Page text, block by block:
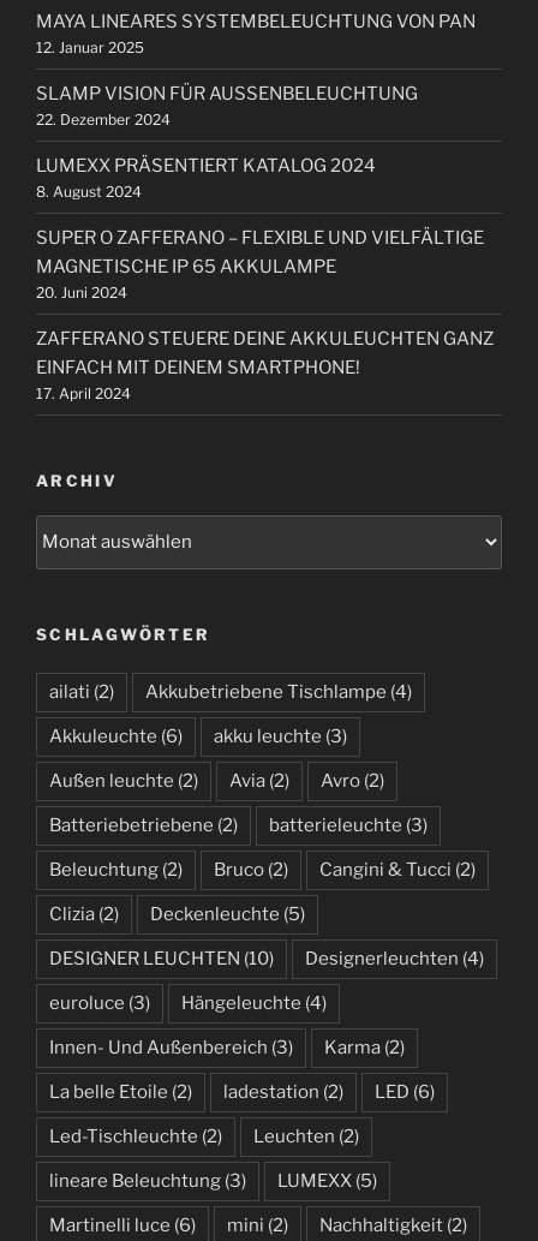
g
a
t
i
o
n
r
a
g
n
a
c
h
:
MAYA LINEARES SYSTEMBELEUCHTUNG VON PAN
12. Januar 2025
SLAMP VISION FÜR AUSSENBELEUCHTUNG
22. Dezember 2024
LUMEXX PRÄSENTIERT KATALOG 2024
8. August 2024
SUPER O ZAFFERANO – FLEXIBLE UND VIELFÄLTIGE
MAGNETISCHE IP 65 AKKULAMPE
20. Juni 2024
ZAFFERANO STEUERE DEINE AKKULEUCHTEN GANZ
EINFACH MIT DEINEM SMARTPHONE!
17. April 2024
ARCHIV
i
v
SCHLAGWÖRTER
ailati (2) Akkubetriebene Tischlampe (4)
Akkuleuchte (6) akku leuchte (3)
Außen leuchte (2) Avia (2) Avro (2)
Batteriebetriebene (2) batterieleuchte (3)
Beleuchtung (2) Bruco (2) Cangini & Tucci (2)
Clizia (2) Deckenleuchte (5)
DESIGNER LEUCHTEN (10) Designerleuchten (4)
euroluce (3) Hängeleuchte (4)
Innen- Und Außenbereich (3) Karma (2)
La belle Etoile (2) ladestation (2) LED (6)
Led-Tischleuchte (2) Leuchten (2)
lineare Beleuchtung (3) LUMEXX (5)
Martinelli luce (6) mini (2) Nachhaltigkeit (2)